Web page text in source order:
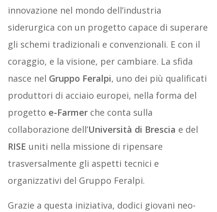
innovazione nel mondo dell’industria
siderurgica con un progetto capace di superare
gli schemi tradizionali e convenzionali. E con il
coraggio, e la visione, per cambiare. La sfida
nasce nel Gruppo Feralpi, uno dei più qualificati
produttori di acciaio europei, nella forma del
progetto e-Farmerche conta sulla
collaborazione dell’Università di Brescia e del
RISE uniti nella missione di ripensare
trasversalmente gli aspetti tecnici e
organizzativi del Gruppo Feralpi.
Grazie a questa iniziativa, dodici giovani neo-